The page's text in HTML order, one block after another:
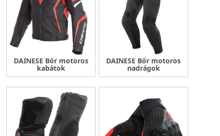
DAINESE Bőr motoros
kabátok
DAINESE Bőr motoros
nadrágok